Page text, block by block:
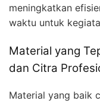
meningkatkan
waktu untuk
Material yang
dan Citra
Material yang baik